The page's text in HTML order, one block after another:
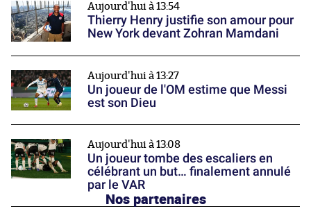
Aujourd'hui à 13:54
Thierry Henry justifie son amour pour
New York devant Zohran Mamdani
Aujourd'hui à 13:27
Un joueur de l'OM estime que Messi
est son Dieu
Aujourd'hui à 13:08
Un joueur tombe des escaliers en
célébrant un but… finalement annulé
par le VAR
Nos partenaires